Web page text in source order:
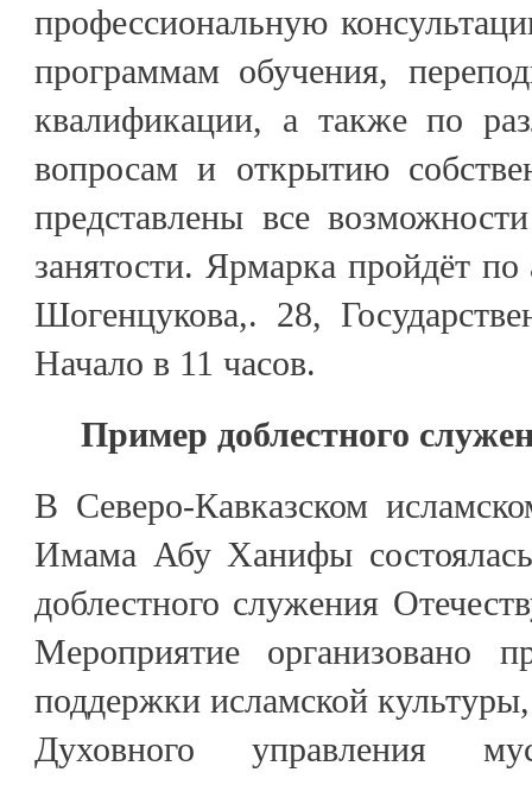
профессиональную
программам обучения,
квалификации, а также по
вопросам и открытию
представлены все
занятости. Ярмарка пройдёт
Шогенцукова,. 28,
Начало в 11 часов.
Пример доблестного
В Северо-Кавказском
Имама Абу Ханифы
доблестного служения
Мероприятие организовано
поддержки исламской
Духовного управления